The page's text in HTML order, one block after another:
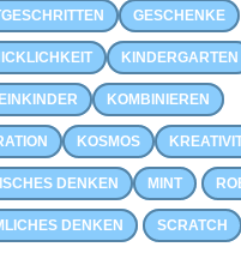
GESCHENKE
KINDERGARTEN
KOMBINIEREN
KOSMOS
DENKEN MINT
DENKEN SCRATCH